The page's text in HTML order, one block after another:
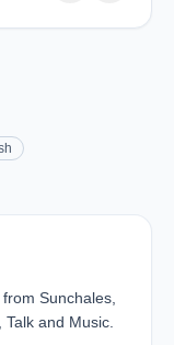
Sunchales,
and Music.